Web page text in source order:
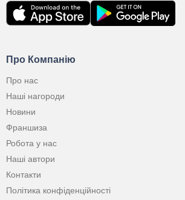
Про Компанію
Про нас
Наші нагороди
Новини
Франшиза
Робота у нас
Наші автори
Контакти
Політика конфіденційності